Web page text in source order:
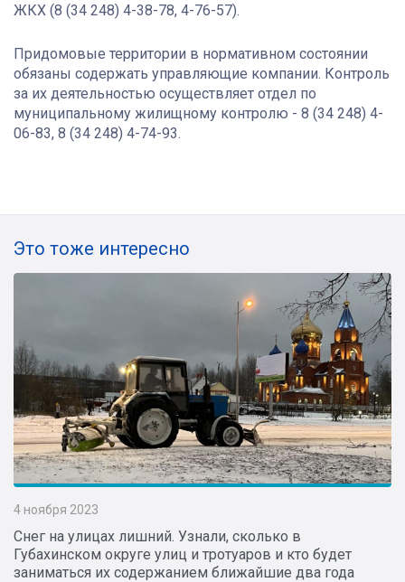
ЖКХ (8 (34 248) 4-38-78, 4-76-57).
Придомовые территории в нормативном состоянии
обязаны содержать управляющие компании. Контроль
за их деятельностью осуществляет отдел по
муниципальному жилищному контролю - 8 (34 248) 4-
06-83, 8 (34 248) 4-74-93.
Это тоже интересно
4 ноября 2023
Снег на улицах лишний. Узнали, сколько в
Губахинском округе улиц и тротуаров и кто будет
заниматься их содержанием ближайшие два года